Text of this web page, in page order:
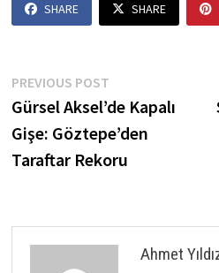
SHARE SHARE
Post
navigation
PREVIOUS POSTPrevious
post:
Gürsel Aksel’de Kapalı
Gişe: Göztepe’den
Taraftar Rekoru
Ahmet